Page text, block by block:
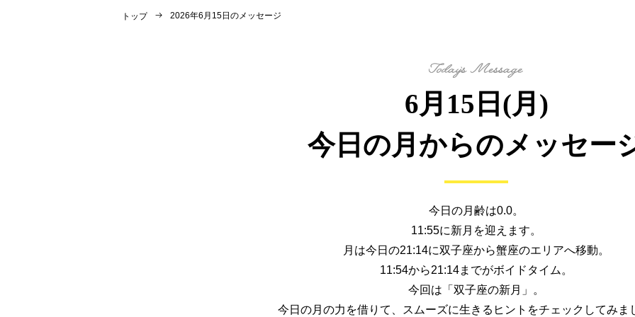
トップ 2026年6月15日のメッセージ
6月15日(月)
今日の月からのメッセー
今日の月齢は0.0。
11:55に新月を迎えます。
月は今日の21:14に双子座から蟹座のエリアへ移動。
11:54から21:14までがボイドタイム。
今回は「双子座の新月」。
今日の月の力を借りて、
スムーズに生きるヒントをチェックしてみま